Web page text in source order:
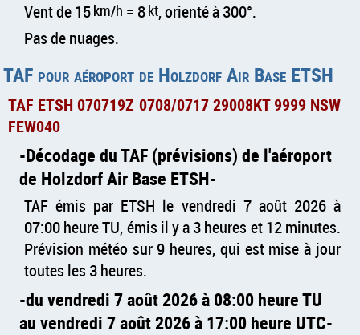
Vent de 15km/h = 8kt, orienté à 300°.
Pas de nuages.
TAF pour aéroport de Holzdorf Air Base ETSH
TAF ETSH 070719Z 0708/0717 29008KT 9999 NSW
FEW040
Décodage du TAF (prévisions) de l'aéroport
de Holzdorf Air Base ETSH
TAF émis par ETSH le vendredi 7 août 2026 à
07:00 heure TU, émis il y a 3 heures et 12 minutes.
Prévision météo sur 9 heures, qui est mise à jour
toutes les 3 heures.
du vendredi 7 août 2026 à 08:00 heure TU
au vendredi 7 août 2026 à 17:00 heure UTC